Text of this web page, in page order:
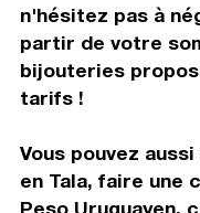
n'hésitez pas à
partir de votre
bijouteries
tarifs !
Vous pouvez
en Tala, faire une
Peso Uruguayen,